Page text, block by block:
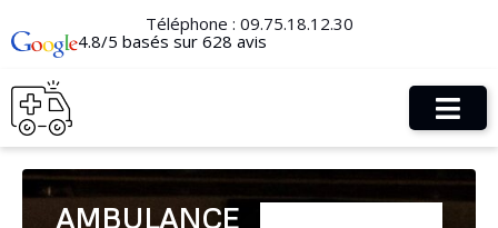
Téléphone : 09.75.18.12.30
4.8/5 basés sur 628 avis
AMBULANCE